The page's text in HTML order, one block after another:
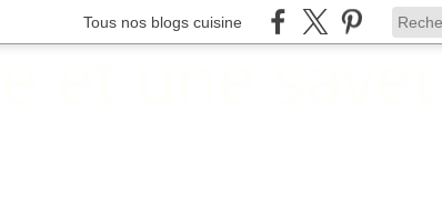
Tous nos blogs cuisine